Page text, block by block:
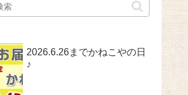
2026.6.26までかねこやの日
♪